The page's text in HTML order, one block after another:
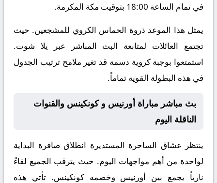
في تمام الساعة 18:00 بتوقيت مكة المكرمة.
يمثل هذا الموعد ذروة الحماس الكروي للمشجعين. حيث
تجتمع العائلات لمتابعة البث المباشر عبر يلا شوت.
استمتعوا بوجبة كروية دسمة قد تغير ملامح ترتيب الجدول
في هذه البطولة القوية تماماً.
بث مباشر مباراة أورنيس و كونكينس والقنوات
الناقلة اليوم
ينتظر عشاق الساحرة المستديرة انطلاق صافرة البداية
لواحدة من أهم مواجهات اليوم. حيث يترقب الجميع لقاءً
نارياً يجمع بين أورنيس وخصمهكونكينس. تأتي هذه